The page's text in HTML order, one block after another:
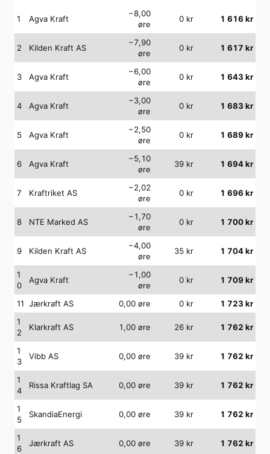
1 Agva Kraft
−8,00
øre
0 kr 1 616 kr
2 Kilden Kraft AS
−7,90
øre
0 kr 1 617 kr
3 Agva Kraft
−6,00
øre
0 kr 1 643 kr
4 Agva Kraft
−3,00
øre
0 kr 1 683 kr
5 Agva Kraft
−2,50
øre
0 kr 1 689 kr
6 Agva Kraft
−5,10
øre
39 kr 1 694kr
7 Kraftriket AS
−2,02
øre
0 kr 1 696 kr
8 NTE Marked AS
−1,70
øre
0 kr 1 700kr
9 Kilden Kraft AS
−4,00
øre
35 kr 1 704kr
1
0
Agva Kraft
−1,00
øre
0 kr 1 709 kr
11 Jærkraft AS 0,00 øre 0 kr 1 723 kr
1
2
Klarkraft AS 1,00 øre 26 kr 1 762 kr
1
3
Vibb AS 0,00 øre 39 kr 1 762 kr
1
4
Rissa Kraftlag SA 0,00 øre 39 kr 1 762 kr
1
5
SkandiaEnergi 0,00 øre 39 kr 1 762 kr
1
6
Jærkraft AS 0,00 øre 39 kr 1 762 kr